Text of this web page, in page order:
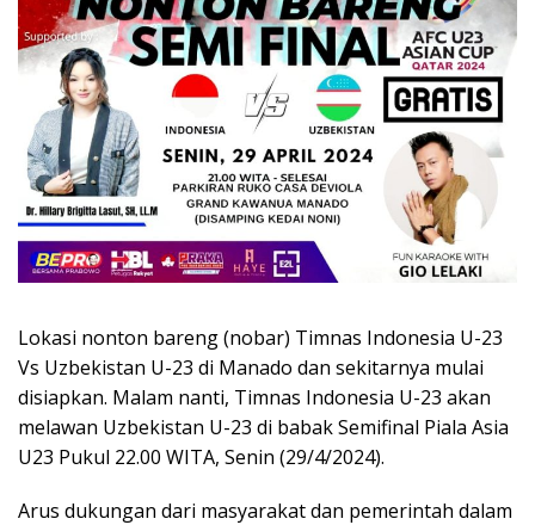
Lokasi nonton bareng (nobar) Timnas Indonesia U-23
Vs Uzbekistan U-23 di Manado dan sekitarnya mulai
disiapkan. Malam nanti, Timnas Indonesia U-23 akan
melawan Uzbekistan U-23 di babak Semifinal Piala Asia
U23 Pukul 22.00 WITA, Senin (29/4/2024).
Arus dukungan dari masyarakat dan pemerintah dalam